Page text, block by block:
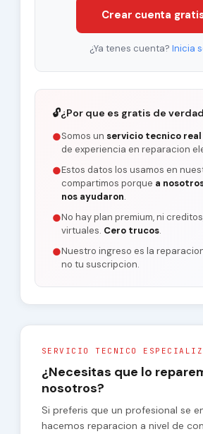
Crear cuenta
¿Ya tenes cuenta? Inicia
🔓¿Por que es gratis de
●Somos un servicio tecnico real
de experiencia en reparacion
●Estos datos los usamos en
compartimos porque a
nos ayudaron.
●No hay plan premium, ni
virtuales. Cero trucos.
●Nuestro ingreso es la
no tu suscripcion.
SERVICIO TECNICO
¿Necesitas que lo
nosotros?
Si preferis que un profesional se
hacemos reparacion a nivel de